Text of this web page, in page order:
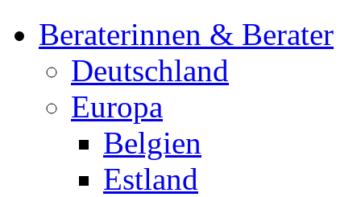
Beraterinnen & Berater
Deutschland
Europa
Belgien
Estland